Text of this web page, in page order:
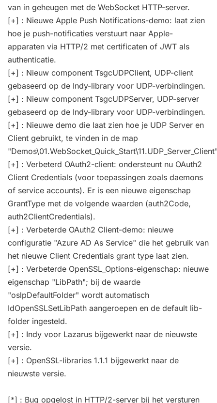
van in geheugen met de WebSocket HTTP-server.
[+] : Nieuwe Apple Push Notifications-demo: laat zien
hoe je push-notificaties verstuurt naar Apple-
apparaten via HTTP/2 met certificaten of JWT als
authenticatie.
[+] : Nieuw component TsgcUDPClient, UDP-client
gebaseerd op de Indy-library voor UDP-verbindingen.
[+] : Nieuw component TsgcUDPServer, UDP-server
gebaseerd op de Indy-library voor UDP-verbindingen.
[+] : Nieuwe demo die laat zien hoe je UDP Server en
Client gebruikt, te vinden in de map
[+] : Verbeterd OAuth2-client: ondersteunt nu OAuth2
Client Credentials (voor toepassingen zoals daemons
of service accounts). Er is een nieuwe eigenschap
GrantType met de volgende waarden (auth2Code,
auth2ClientCredentials).
[+] : Verbeterde OAuth2 Client-demo: nieuwe
configuratie "Azure AD As Service" die het gebruik van
het nieuwe Client Credentials grant type laat zien.
[+] : Verbeterde OpenSSL_Options-eigenschap: nieuwe
eigenschap "LibPath"; bij de waarde
"oslpDefaultFolder" wordt automatisch
IdOpenSSLSetLibPath aangeroepen en de default lib-
folder ingesteld.
[+] : Indy voor Lazarus bijgewerkt naar de nieuwste
versie.
[+] : OpenSSL-libraries 1.1.1 bijgewerkt naar de
nieuwste versie.
[*] : Bug opgelost in HTTP/2-server bij het versturen